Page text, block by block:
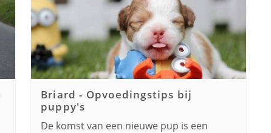
Briard - Opvoedingstips bij
puppy's
De komst van een nieuwe pup is een